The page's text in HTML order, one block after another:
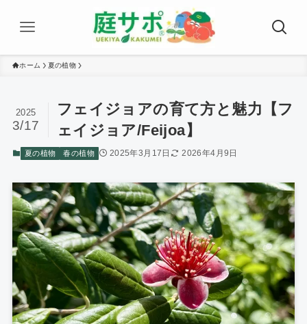
ホーム 夏の植物
フェイジョアの育て方と魅力【フ
ェイジョア/Feijoa】
2025
3/17
夏の植物 春の植物 2025年3月17日 2026年4月9日